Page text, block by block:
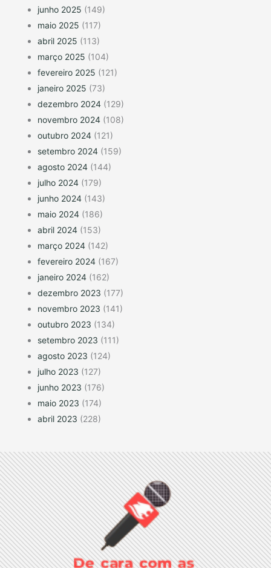
junho 2025 (149)
maio 2025 (117)
abril 2025 (113)
março 2025 (104)
fevereiro 2025 (121)
janeiro 2025 (73)
dezembro 2024 (129)
novembro 2024 (108)
outubro 2024 (121)
setembro 2024 (159)
agosto 2024 (144)
julho 2024 (179)
junho 2024 (143)
maio 2024 (186)
abril 2024 (153)
março 2024 (142)
fevereiro 2024 (167)
janeiro 2024 (162)
dezembro 2023 (177)
novembro 2023 (141)
outubro 2023 (134)
setembro 2023 (111)
agosto 2023 (124)
julho 2023 (127)
junho 2023 (176)
maio 2023 (174)
abril 2023 (228)